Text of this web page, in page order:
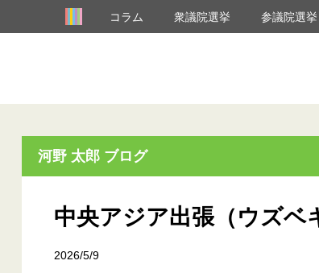
コラム 衆議院選挙 参議院選挙
河野 太郎 ブログ
中央アジア出張（ウズベ
2026/5/9